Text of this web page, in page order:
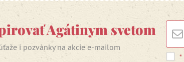
Agátinym svetom
i pozvánky na akcie e-mailom
*